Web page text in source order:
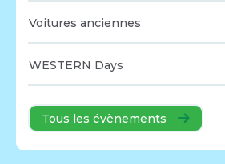
Voitures anciennes
WESTERN Days
Tous les évènements